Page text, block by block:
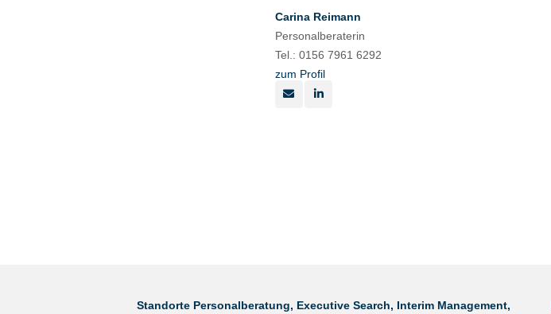
Carina Reimann
Personalberaterin
Tel.: 0156 7961 6292
zum Profil
Standorte Personalberatung, Executive Search, Interim Management,